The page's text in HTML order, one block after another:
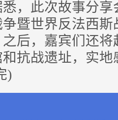
此次故事分享
暨世界反法西
后，嘉宾们还
抗战遗址，实
)